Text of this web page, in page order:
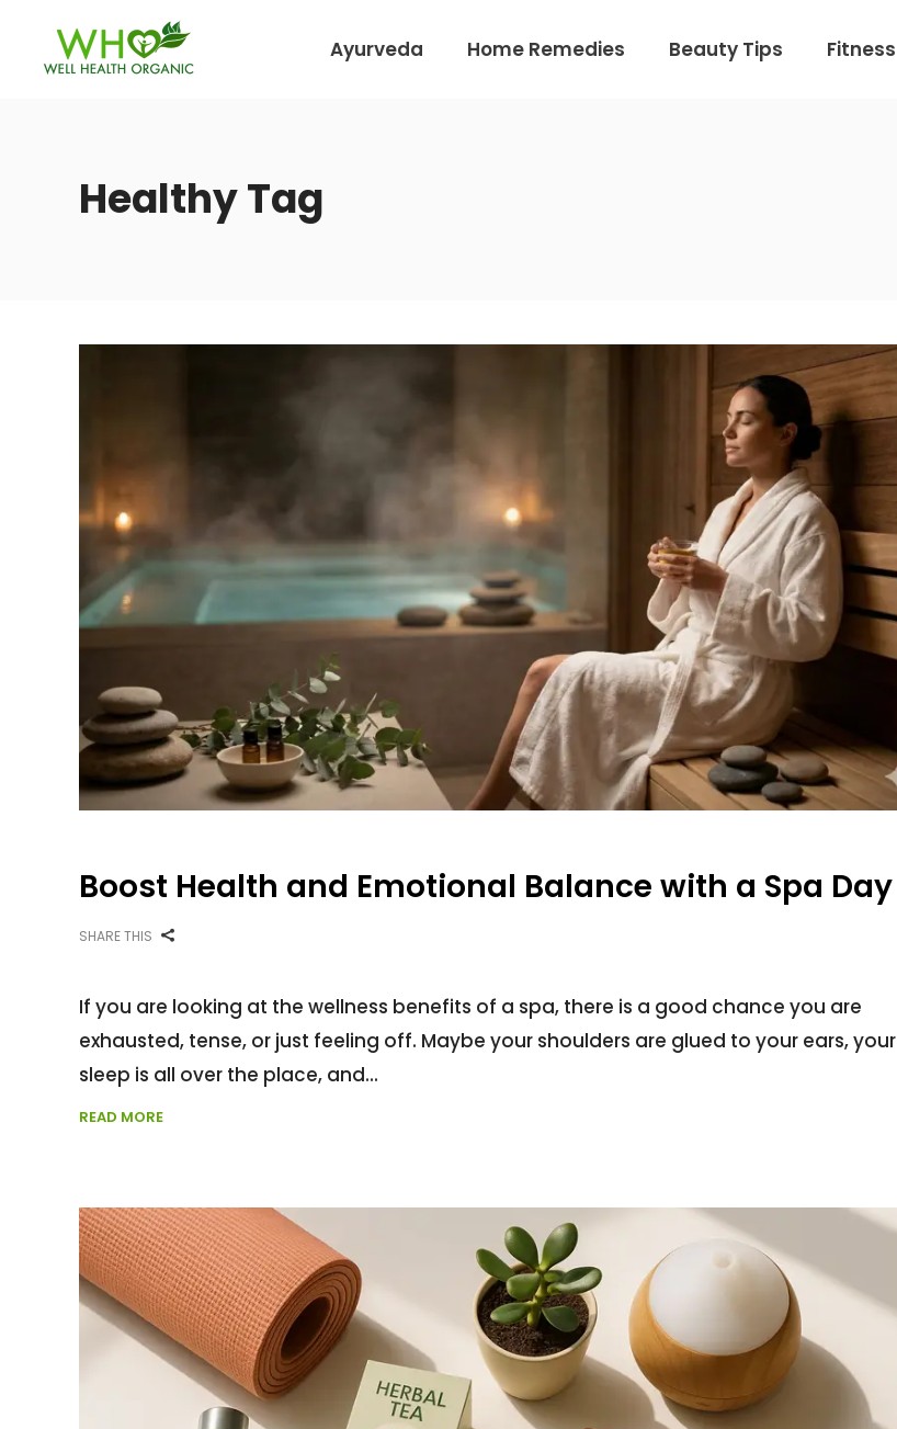
Ayurveda Home Remedies Beauty Tips Fitness
Healthy Tag
Boost Health and Emotional Balance with a Spa Day
SHARE THIS
If you are looking at the wellness benefits of a spa, there is a good chance you are
exhausted, tense, or just feeling off. Maybe your shoulders are glued to your ears, your
sleep is all over the place, and
READ MORE